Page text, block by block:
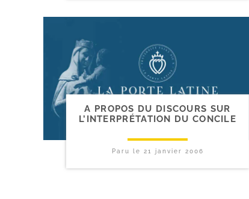
A PROPOS DU DISCOURS SUR
L’INTERPRÉTATION DU CONCILE
Paru le 21 janvier 2006